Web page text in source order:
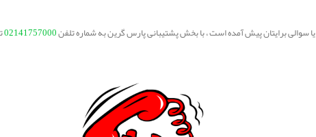
سوالی برایتان پیش آمده است ، با بخش پشتیبانی پارس گرین به شماره تلفن02141757000